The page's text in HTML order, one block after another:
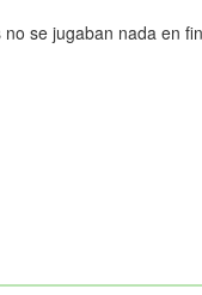
se jugaban nada en